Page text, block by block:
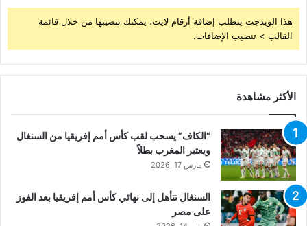
هذا الويدجت يتطلب إضافة أرقام لايت، يمكنك تنصيبها من خلال قائمة
القالب > تنصيب الإضافات.
الأكثر مشاهدة
“الكاف” يسحب لقب كأس أمم إفريقيا من السنغال
ويعتبر المغرب بطلاً
مارس 17, 2026
السنغال تتأهل إلى نهائي كأس أمم إفريقيا بعد الفوز
على مصر